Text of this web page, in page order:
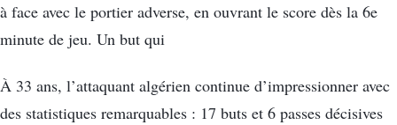
à face avec le portier adverse, en ouvrant le score dès la 6e
minute de jeu. Un but qui
À 33 ans, l’attaquant algérien continue d’impressionner avec
des statistiques remarquables : 17 buts et 6 passes décisives